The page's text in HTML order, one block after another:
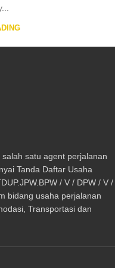
satu agent perjalanan
Tanda Daftar Usaha
/ V / DPW / V /
bidang usaha perjalanan
Transportasi dan